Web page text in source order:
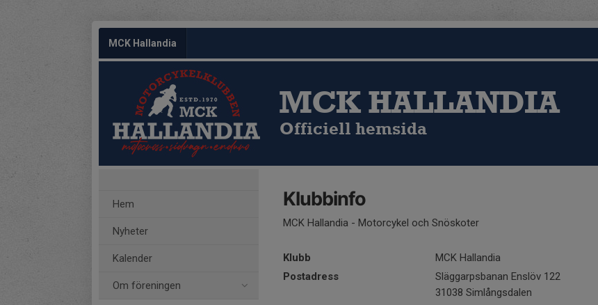
MCK Hallandia
MCK HALLANDIA
Officiell hemsida
Hem
Nyheter
Kalender
Om föreningen
Klubbinfo
MCK Hallandia - Motorcykel och Snöskoter
Klubb
MCK Hallandia
Postadress
Släggarpsbanan Enslöv 122
31038 Simlångsdalen